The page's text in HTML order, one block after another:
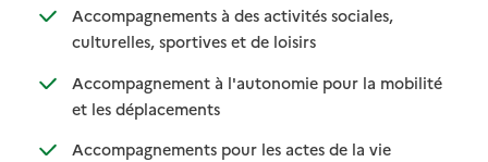
Accompagnements à des activités sociales,
culturelles, sportives et de loisirs: disponible
: non disponible
Accompagnement à l'autonomie pour la mobilité
et les déplacements: disponible
: non disponible
Accompagnements pour les actes de la vie